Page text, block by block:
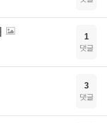
1
댓글
3
댓글